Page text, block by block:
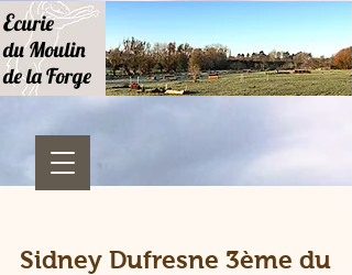
Ecurie
du Moulin
de la Forge
Sidney Dufresne 3ème du